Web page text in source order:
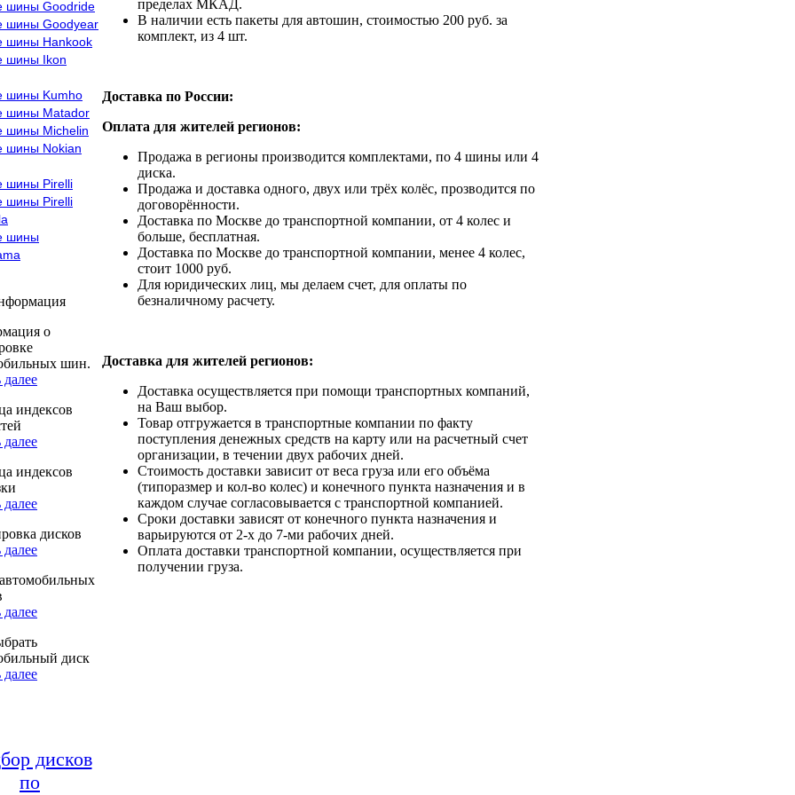
шины Goodride
шины Goodyear
шины Hankook
шины Ikon
шины Kumho
шины Matador
шины Michelin
шины Nokian
шины Pirelli
шины Pirelli
шины
о
шин.
далее
индексов
далее
индексов
далее
дисков
далее
далее
диск
далее
дисков
по
пределах МКАД.
В наличии есть пакеты для автошин, стоимостью 200 руб. за
комплект, из 4 шт.
Доставка по России:
Оплата для жителей регионов:
Продажа в регионы производится комплектами, по 4 шины или 4
диска.
Продажа и доставка одного, двух или трёх колёс, прозводится по
договорённости.
Доставка по Москве до транспортной компании, от 4 колес и
больше, бесплатная.
Доставка по Москве до транспортной компании, менее 4 колес,
стоит 1000 руб.
Для юридических лиц, мы делаем счет, для оплаты по
безналичному расчету.
Доставка для жителей регионов:
Доставка осуществляется при помощи транспортных компаний,
на Ваш выбор.
Товар отгружается в транспортные компании по факту
поступления денежных средств на карту или на расчетный счет
организации, в течении двух рабочих дней.
Стоимость доставки зависит от веса груза или его объёма
(типоразмер и кол-во колес) и конечного пункта назначения и в
каждом случае согласовывается с транспортной компанией.
Сроки доставки зависят от конечного пункта назначения и
варьируются от 2-х до 7-ми рабочих дней.
Оплата доставки транспортной компании, осуществляется при
получении груза.